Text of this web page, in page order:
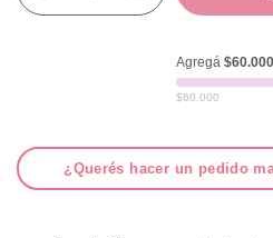
Agregá $60.000
$60.000
¿Querés hacer un pedido